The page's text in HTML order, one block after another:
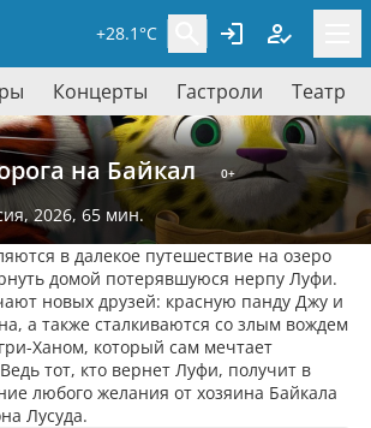
+28.1°C
Концерты Гастроли Театр
на Байкал 0+
2026, 65 мин.
в далекое путешествие на озеро
домой потерявшуюся нерпу Луфи.
новых друзей: красную панду Джу и
а также сталкиваются со злым вождем
Ханом, который сам мечтает
тот, кто вернет Луфи, получит в
любого желания от хозяина Байкала
Лусуда.